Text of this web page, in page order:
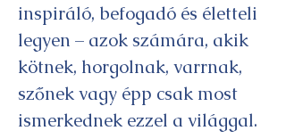
inspiráló, befogadó és életteli
legyen – azok számára, akik
kötnek, horgolnak, varrnak,
szőnek vagy épp csak most
ismerkednek ezzel a világgal.